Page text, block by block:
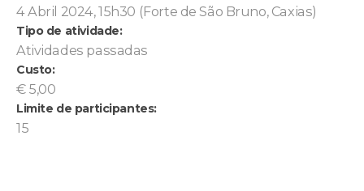
4 Abril 2024, 15h30 (Forte de São Bruno, Caxias)
Tipo de atividade:
Atividades passadas
Custo:
€ 5,00
Limite de participantes:
15